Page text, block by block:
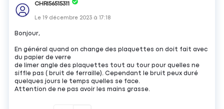
CHRI56515311
Le19 décembre 2023 à17:18
Bonjour,
En général quand on change des plaquettes on doit fait avec
du papier de verre
de limer angle des plaquettes tout au tour pour quelles ne
siffle pas ( bruit de ferraille). Cependant le bruit peux duré
quelques jours le temps quelles se face.
Attention de ne pas avoir les mains grasse.